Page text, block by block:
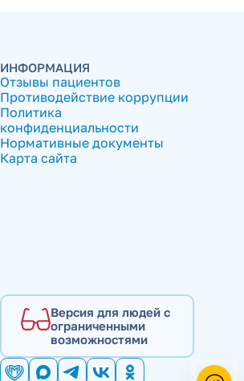
ИНФОРМАЦИЯ
Отзывы пациентов
Противодействие коррупции
Политика
конфиденциальности
Нормативные документы
Карта сайта
Версия для людей с
ограниченными
возможностями